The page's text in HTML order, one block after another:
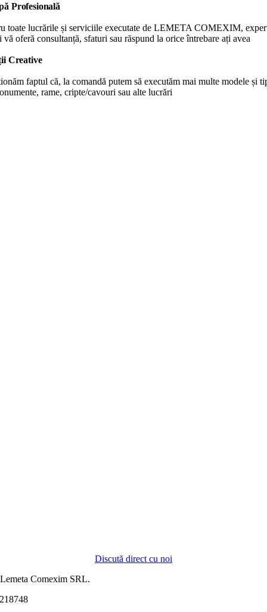
Profesională
toate lucrările și serviciile executate de LEMETA COMEXIM,
vă oferă consultanță, sfaturi sau răspund la orice întrebare ați avea
Creative
faptul că, la comandă putem să executăm mai multe modele și
rame, cripte/cavouri sau alte lucrări
Discută direct cu noi
Comexim SRL.